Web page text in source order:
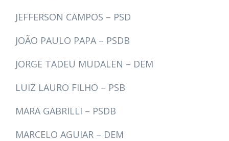
JEFFERSON CAMPOS – PSD
JOÃO PAULO PAPA – PSDB
JORGE TADEU MUDALEN – DEM
LUIZ LAURO FILHO – PSB
MARA GABRILLI – PSDB
MARCELO AGUIAR – DEM